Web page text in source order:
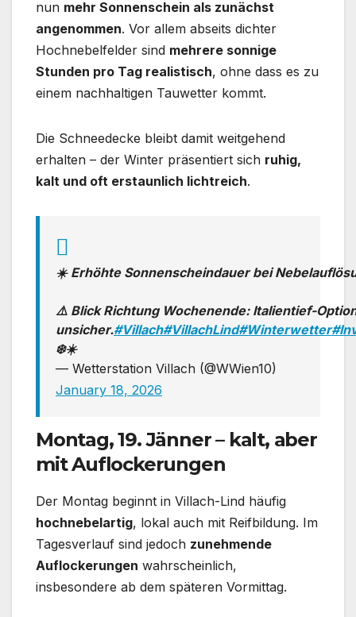
nun mehr Sonnenschein als zunächst
angenommen. Vor allem abseits dichter
Hochnebelfelder sind mehrere sonnige
Stunden pro Tag realistisch, ohne dass es zu
einem nachhaltigen Tauwetter kommt.
Die Schneedecke bleibt damit weitgehend
erhalten – der Winter präsentiert sich ruhig,
kalt und oft erstaunlich lichtreich.
☀️ Erhöhte Sonnenscheindauer bei
⚠️ Blick Richtung Wochenende: Italientief-
unsicher.#Villach#VillachLind#Winterwetter
❄️☀️
— Wetterstation Villach (@WWien10)
January 18, 2026
Montag, 19. Jänner – kalt, aber
mit Auflockerungen
Der Montag beginnt in Villach-Lind häufig
hochnebelartig, lokal auch mit Reifbildung. Im
Tagesverlauf sind jedoch zunehmende
Auflockerungen wahrscheinlich,
insbesondere ab dem späteren Vormittag.